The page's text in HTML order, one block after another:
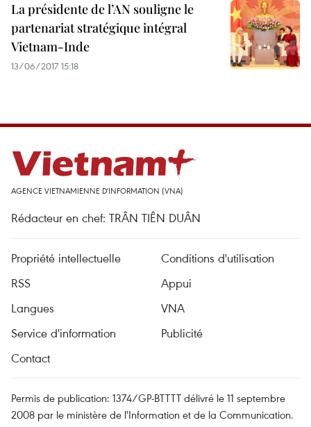
La présidente de l’AN souligne le
partenariat stratégique intégral
Vietnam-Inde
13/06/2017 15:18
AGENCE VIETNAMIENNE D'INFORMATION (VNA)
Rédacteur en chef: TRÂN TIÊN DUÂN
Propriété intellectuelle
Conditions d'utilisation
RSS
Appui
Langues
VNA
Service d'information
Publicité
Contact
Permis de publication: 1374/GP-BTTTT délivré le 11 septembre
2008 par le ministère de l'Information et de la Communication.